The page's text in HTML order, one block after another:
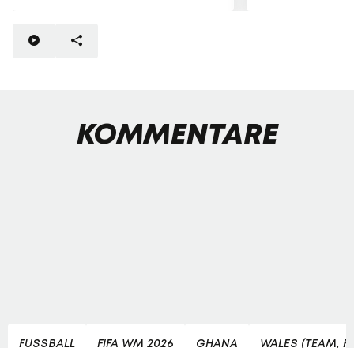
KOMMENTARE
FUSSBALL FIFA WM 2026 GHANA WALES (TEAM,